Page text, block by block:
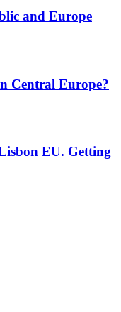
and Europe
Central Europe?
EU. Getting